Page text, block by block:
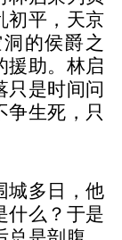
初平，天京
的侯爵之
援助。林启
只是时间问
争生死，只
城多日，他
什么？于是